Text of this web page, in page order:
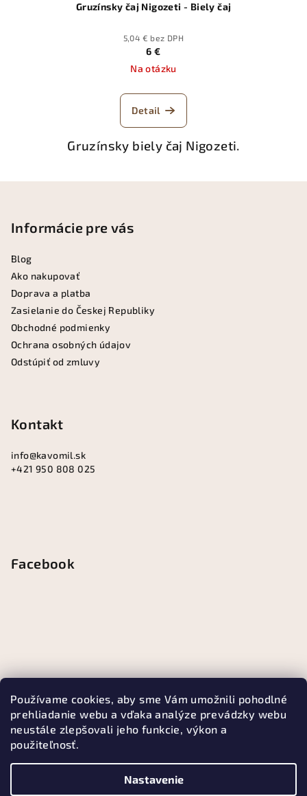
Používame cookies, aby sme Vám umožnili pohodlné
prehliadanie webu a vďaka analýze prevádzky webu
neustále zlepšovali jeho funkcie, výkon a
použiteľnosť.
Nastavenie
Gruzínsky čaj Nigozeti - Biely čaj
5,04 € bez DPH
6 €
Na otázku
Detail
Gruzínsky biely čaj Nigozeti.
Informácie pre vás
Blog
Ako nakupovať
Doprava a platba
Zasielanie do Českej Republiky
Obchodné podmienky
Ochrana osobných údajov
Odstúpiť od zmluvy
Kontakt
info@kavomil.sk
+421 950 808 025
Facebook